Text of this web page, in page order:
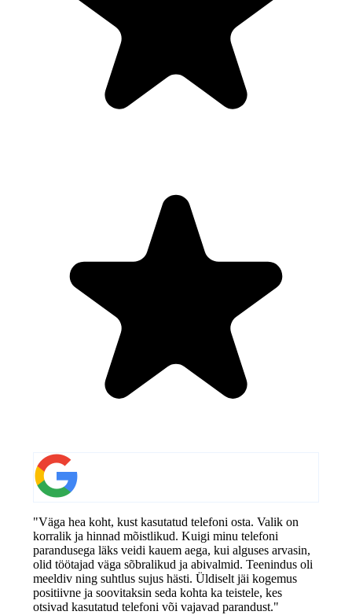
"Väga hea koht, kust kasutatud telefoni osta. Valik on
korralik ja hinnad mõistlikud. Kuigi minu telefoni
parandusega läks veidi kauem aega, kui alguses arvasin,
olid töötajad väga sõbralikud ja abivalmid. Teenindus oli
meeldiv ning suhtlus sujus hästi. Üldiselt jäi kogemus
positiivne ja soovitaksin seda kohta ka teistele, kes
otsivad kasutatud telefoni või vajavad parandust."